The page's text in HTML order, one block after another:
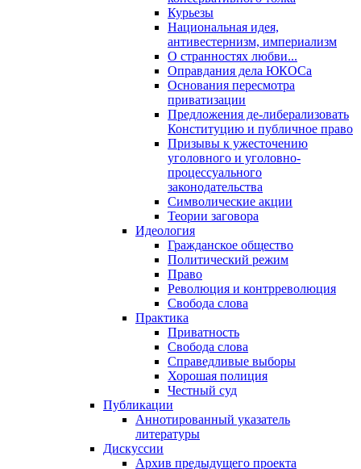
Курьезы
Национальная идея,
антивестернизм, империализм
О странностях любви...
Оправдания дела ЮКОСа
Основания пересмотра
приватизации
Предложения де-либерализовать
Конституцию и публичное право
Призывы к ужесточению
уголовного и уголовно-
процессуального
законодательства
Символические акции
Теории заговора
Идеология
Гражданское общество
Политический режим
Право
Революция и контрреволюция
Свобода слова
Практика
Приватность
Свобода слова
Справедливые выборы
Хорошая полиция
Честный суд
Публикации
Аннотированный указатель
литературы
Дискуссии
Архив предыдущего проекта